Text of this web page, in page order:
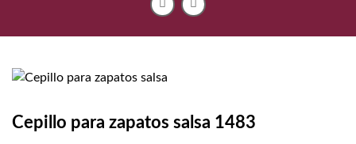
Cepillo para zapatos salsa 1483